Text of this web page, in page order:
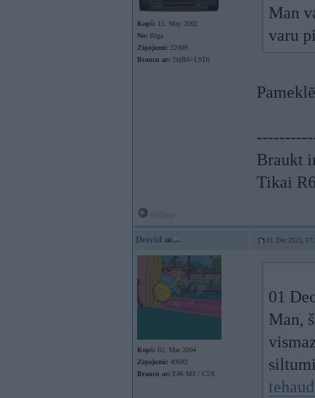
Kopš: 15. May 2002
No: Rīga
Ziņojumi: 22409
Braucu ar: 2x(R6+LSD)
Man
varu
Braukt
Tikai
Deivid 01. Dec 2023,
Kopš: 02. Mar 2004
Ziņojumi: 40692
Braucu ar: E46 M3 / C5X
01
Man,